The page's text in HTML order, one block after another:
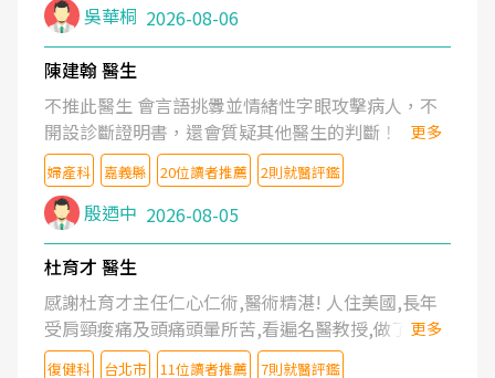
吳華桐 2026-08-06
陳建翰 醫生
不推此醫生 會言語挑釁並情緒性字眼攻擊病人，不
開設診斷證明書，還會質疑其他醫生的判斷！
更多
婦產科 嘉義縣 20位讀者推薦 2則就醫評鑑
殷迺中 2026-08-05
杜育才 醫生
感謝杜育才主任仁心仁術,醫術精湛! 人住美國,長年
受肩頸痠痛及頭痛頭暈所苦,看遍名醫教授,做了各種
檢查,也嘗試過西醫打針,中醫針灸及物理徒手治療都
更多
復健科 台北市 11位讀者推薦 7則就醫評鑑